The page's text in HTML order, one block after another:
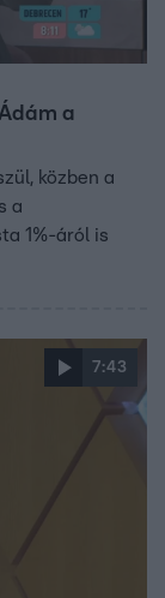
a
közben a
a
1%-áról is
7:43